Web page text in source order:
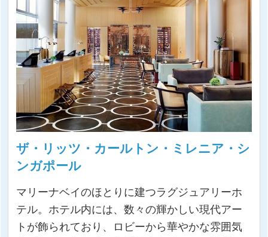
ザ・リッツ・カールトン・ミレニア・シ
ンガポール
マリーナベイのほとりに建つラグジュアリーホ
テル。ホテル内には、数々の輝かしい現代アー
トが飾られており、ロビーから華やかな雰囲気